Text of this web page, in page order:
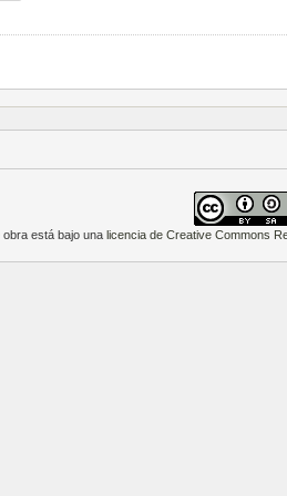
obra está bajo una licencia de Creative Commons